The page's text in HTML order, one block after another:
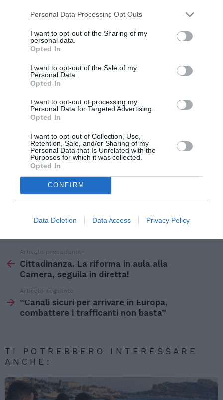
Personal Data Processing Opt Outs
I want to opt-out of the Sharing of my
personal data.
Opted In
I want to opt-out of the Sale of my
Personal Data.
Opted In
I want to opt-out of processing my
Personal Data for Targeted Advertising.
Opted In
I want to opt-out of Collection, Use,
Retention, Sale, and/or Sharing of my
Personal Data that Is Unrelated with the
Purposes for which it was collected.
Opted In
CONFIRM
Data Deletion Data Access Privacy Policy
orientamento e accompagnamento
inserimento abitativo; orientamento e
accompagnamento all’
psico-socio-sanitaria
sito del Ministero dell’Interno
c’è tutto il
materiale utile
: il bando, il modello di domanda
con gli allegati, le linee guida per la compilazione
della proposta progettuale e gli indirizzi di posta
ai quali rivolgersi per assistenza tecnica nella
procedura informatica o per avere altri
chiarimenti.
di
Articolo precedente
Cittadinanza. La riforma in aula alla
Camera, seguila in diretta!
Articolo seguente
“Canali sicuri per arrivare in Europa,
combattere i trafficanti non basta”
TI POTREBBERO INTERESSARE
ANCHE: